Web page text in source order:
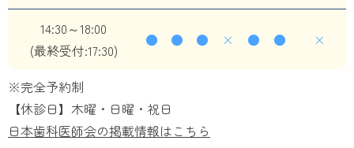
14:30～18:00
(最終受付:17:30)
● ● ● × ● ● ×
※完全予約制
【休診日】木曜・日曜・祝日
日本歯科医師会の掲載情報はこちら